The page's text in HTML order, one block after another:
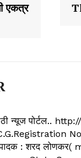
एकत्र
न्यूज पोर्टल..
: शरद लोणकर(